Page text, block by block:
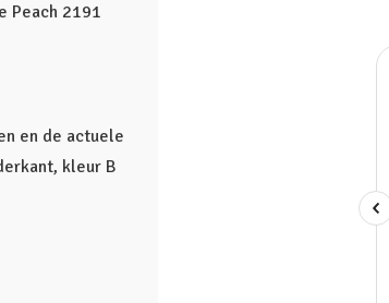
Peach 2191
en de actuele
kleur B